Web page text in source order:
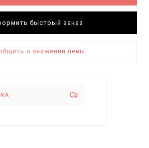
быстрый заказ
о снижении цены